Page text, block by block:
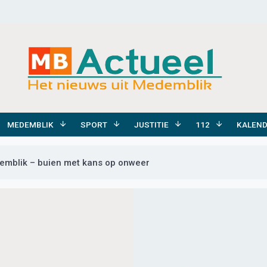
MEDEMBLIK SPORT JUSTITIE 112
– buien met kans op onweer